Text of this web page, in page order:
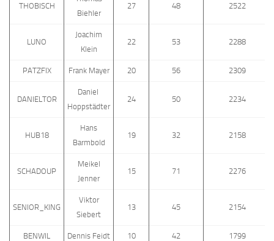
THOBISCH
Biehler
27 48 2522
LUNO
Joachim
Klein
22 53 2288
PATZFIX Frank Mayer 20 56 2309
DANIELTOR
Daniel
Hoppstädter
24 50 2234
HUB18
Hans
Barmbold
19 32 2158
SCHADOUP
Meikel
Jenner
15 71 2276
SENIOR_KING
Viktor
Siebert
13 45 2154
BENWIL Dennis Feidt 10 42 1799